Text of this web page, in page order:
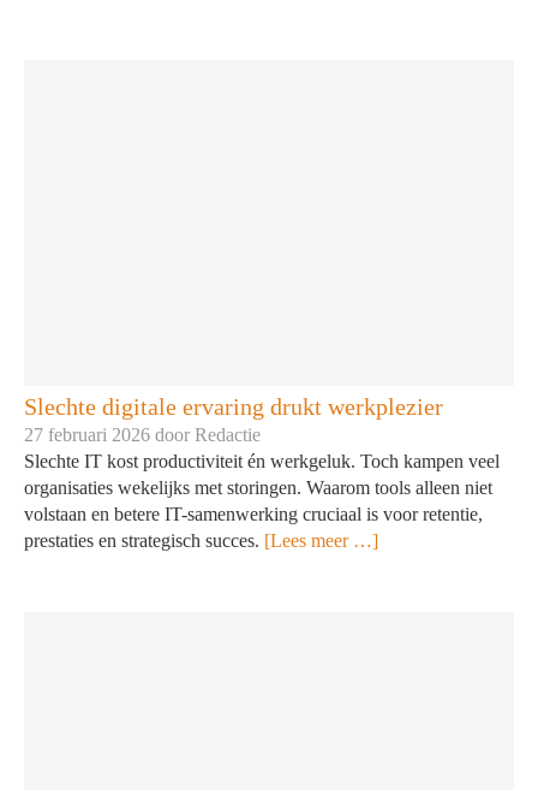
Slechte digitale ervaring drukt werkplezier
27 februari 2026 doorRedactie
Slechte IT kost productiviteit én werkgeluk. Toch kampen veel
organisaties wekelijks met storingen. Waarom tools alleen niet
volstaan en betere IT-samenwerking cruciaal is voor retentie,
prestaties en strategisch succes. [Lees meer …]